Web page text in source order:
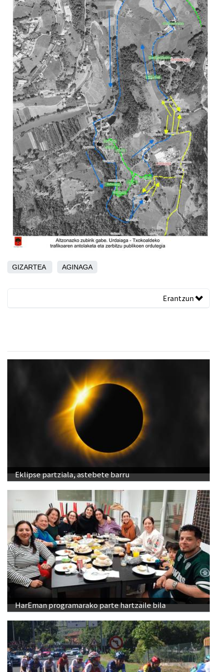
GIZARTEA AGINAGA
Erantzun
Eklipse partziala, astebete barru
HarEman programarako parte hartzaile bila